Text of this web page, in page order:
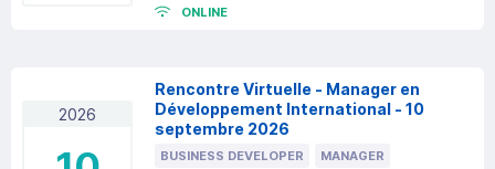
ONLINE
2026
Rencontre Virtuelle - Manager en
Développement International - 10
septembre 2026
BUSINESS DEVELOPER
MANAGER